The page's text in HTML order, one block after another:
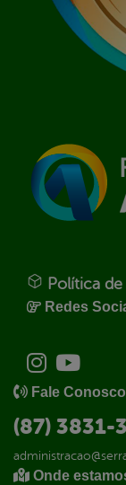
Política
Redes
Fale Conosco
(87) 3831-
Onde